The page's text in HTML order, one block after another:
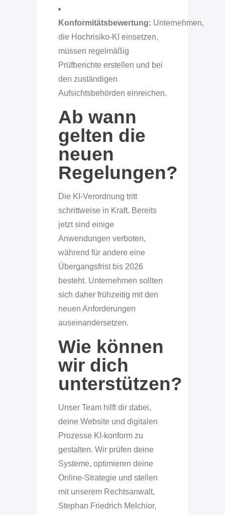
Konformitätsbewertung: Unternehmen,
die Hochrisiko-KI einsetzen,
müssen regelmäßig
Prüfberichte erstellen und bei
den zuständigen
Aufsichtsbehörden einreichen.
Ab wann
gelten die
neuen
Regelungen?
Die KI-Verordnung tritt
schrittweise in Kraft. Bereits
jetzt sind einige
Anwendungen verboten,
während für andere eine
Übergangsfrist bis 2026
besteht. Unternehmen sollten
sich daher frühzeitig mit den
neuen Anforderungen
auseinandersetzen.
Wie können
wir dich
unterstützen?
Unser Team hilft dir dabei,
deine Website und digitalen
Prozesse KI-konform zu
gestalten. Wir prüfen deine
Systeme, optimieren deine
Online-Strategie und stellen
mit unserem Rechtsanwalt,
Stephan Friedrich Melchior,